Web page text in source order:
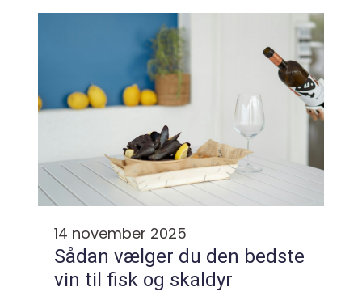
oplevelse, der kombinerer tradition, kval...
14 november 2025
Sådan vælger du den bedste
vin til fisk og skaldyr